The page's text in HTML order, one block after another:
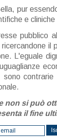
pur
e
pubblico
il
L'eguale
sono
non si può
il fine